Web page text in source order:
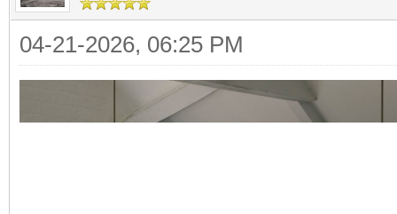
04-21-2026, 06:25 PM